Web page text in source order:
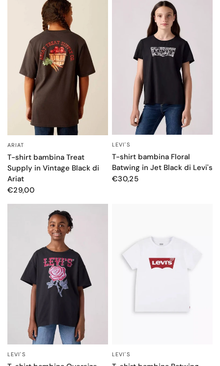
ARIAT
T-shirt bambina Treat
Supply in Vintage Black di
Ariat
€29,00
LEVI'S
T-shirt bambina Floral
Batwing in Jet Black di Levi's
€30,25
LEVI'S LEVI'S